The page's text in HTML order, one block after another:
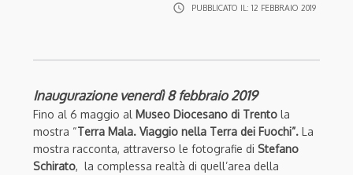
access_time PUBBLICATO IL: 12 FEBBRAIO 2019
Inaugurazione venerdì 8 febbraio 2019
Fino al 6 maggio al Museo Diocesano di Trento la
mostra “Terra Mala. Viaggio nella Terra dei Fuochi”. La
mostra racconta, attraverso le fotografie di Stefano
Schirato, la complessa realtà di quell’area della